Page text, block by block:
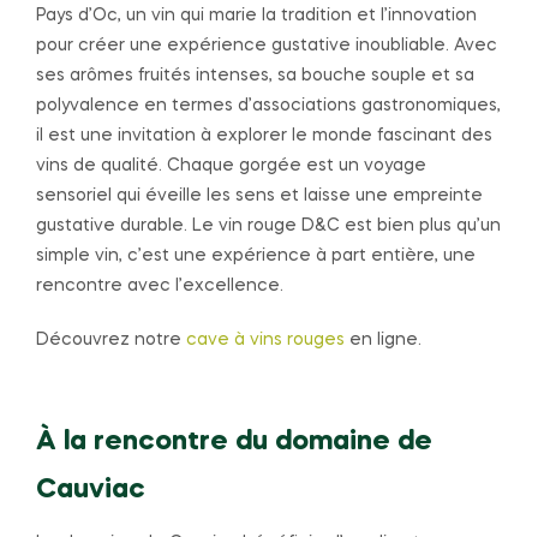
Pays d’Oc, un vin qui marie la tradition et l’innovation
pour créer une expérience gustative inoubliable. Avec
ses arômes fruités intenses, sa bouche souple et sa
polyvalence en termes d’associations gastronomiques,
il est une invitation à explorer le monde fascinant des
vins de qualité. Chaque gorgée est un voyage
sensoriel qui éveille les sens et laisse une empreinte
gustative durable. Le vin rouge D&C est bien plus qu’un
simple vin, c’est une expérience à part entière, une
rencontre avec l’excellence.
Découvrez notre cave à vins rouges en ligne.
À la rencontre du domaine de
Cauviac